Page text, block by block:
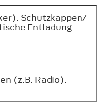
Schutzkappen/-
Entladung
(z.B. Radio).